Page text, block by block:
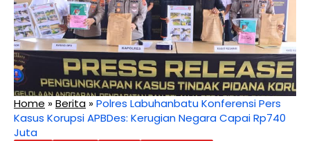
Home »Berita »Polres Labuhanbatu Konferensi Pers
Kasus Korupsi APBDes: Kerugian Negara Capai Rp740
Juta